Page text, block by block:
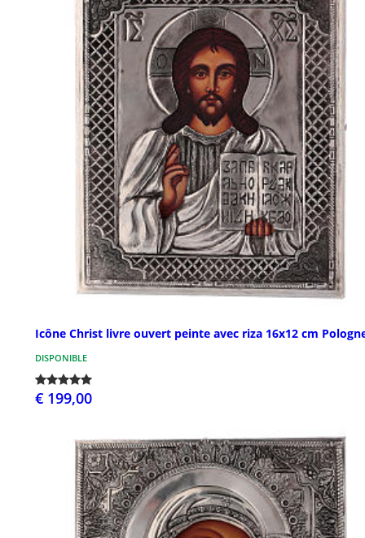
Icône Christ livre ouvert peinte avec riza 16x12 cm
DISPONIBLE
€ 199,00